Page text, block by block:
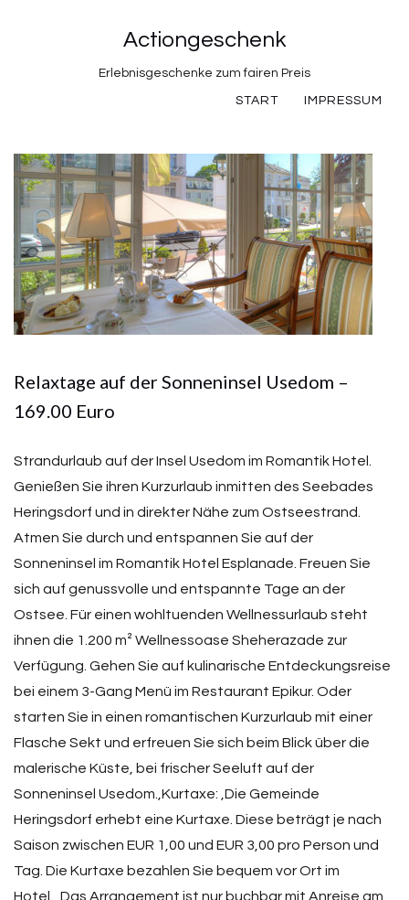
Actiongeschenk
Erlebnisgeschenke zum fairen Preis
START IMPRESSUM
Relaxtage auf der Sonneninsel Usedom –
169.00 Euro
Strandurlaub auf der Insel Usedom im Romantik Hotel.
Genießen Sie ihren Kurzurlaub inmitten des Seebades
Heringsdorf und in direkter Nähe zum Ostseestrand.
Atmen Sie durch und entspannen Sie auf der
Sonneninsel im Romantik Hotel Esplanade. Freuen Sie
sich auf genussvolle und entspannte Tage an der
Ostsee. Für einen wohltuenden Wellnessurlaub steht
ihnen die 1.200 m² Wellnessoase Sheherazade zur
Verfügung. Gehen Sie auf kulinarische Entdeckungsreise
bei einem 3-Gang Menü im Restaurant Epikur. Oder
starten Sie in einen romantischen Kurzurlaub mit einer
Flasche Sekt und erfreuen Sie sich beim Blick über die
malerische Küste, bei frischer Seeluft auf der
Sonneninsel Usedom.,Kurtaxe: ,Die Gemeinde
Heringsdorf erhebt eine Kurtaxe. Diese beträgt je nach
Saison zwischen EUR 1,00 und EUR 3,00 pro Person und
Tag. Die Kurtaxe bezahlen Sie bequem vor Ort im
Hotel.,,Das Arrangement ist nur buchbar mit Anreise am